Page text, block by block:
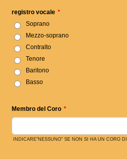
registro vocale *
Soprano
Mezzo-soprano
Contralto
Tenore
Baritono
Basso
Membro del Coro *
INDICARE"NESSUNO" SE NON SI HA UN CORO